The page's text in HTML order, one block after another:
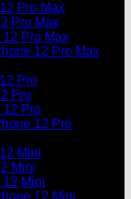
Pro Max
Pro Max
Pro Max
12 Pro Max
Pro
Pro
12 Pro
12 Pro
Mini
Mini
Mini
12 Mini